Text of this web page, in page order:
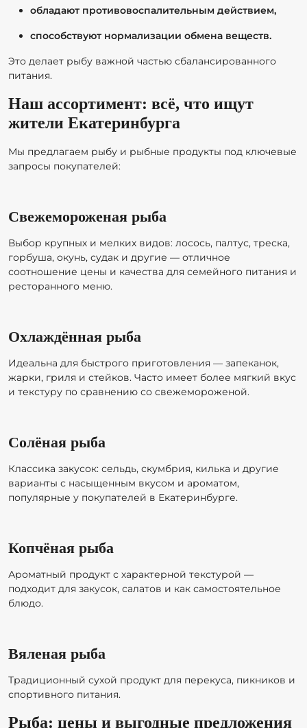
обладают противовоспалительным действием,
способствуют нормализации обмена веществ.
Это делает рыбу важной частью сбалансированного
питания.
Наш ассортимент: всё, что ищут
жители Екатеринбурга
Мы предлагаем рыбу и рыбные продукты под ключевые
запросы покупателей:
Свежемороженая рыба
Выбор крупных и мелких видов: лосось, палтус, треска,
горбуша, окунь, судак и другие — отличное
соотношение цены и качества для семейного питания и
ресторанного меню.
Охлаждённая рыба
Идеальна для быстрого приготовления — запеканок,
жарки, гриля и стейков. Часто имеет более мягкий вкус
и текстуру по сравнению со свежемороженой.
Солёная рыба
Классика закусок: сельдь, скумбрия, килька и другие
варианты с насыщенным вкусом и ароматом,
популярные у покупателей в Екатеринбурге.
Копчёная рыба
Ароматный продукт с характерной текстурой —
подходит для закусок, салатов и как самостоятельное
блюдо.
Вяленая рыба
Традиционный сухой продукт для перекуса, пикников и
спортивного питания.
Рыба: цены и выгодные предложения